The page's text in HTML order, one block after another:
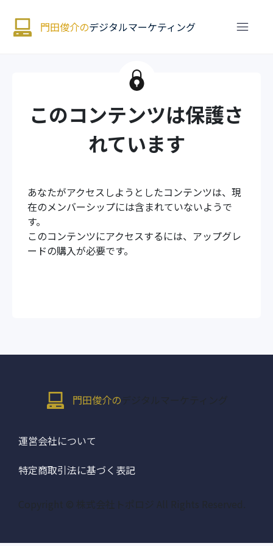
門田俊介のデジタルマーケティング
このコンテンツは保護さ
れています
あなたがアクセスしようとしたコンテンツは、現
在のメンバーシップには含まれていないようで
す。
このコンテンツにアクセスするには、アップグレ
ードの購入が必要です。
門田俊介の デジタルマーケティング
運営会社について
特定商取引法に基づく表記
Copyright © 株式会社トポロジ All Rights Reserved.